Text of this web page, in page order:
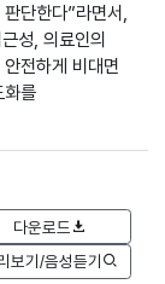
단한다”라면서,
성, 의료인의
전하게 비대면
화를
다운로드
보기/음성듣기